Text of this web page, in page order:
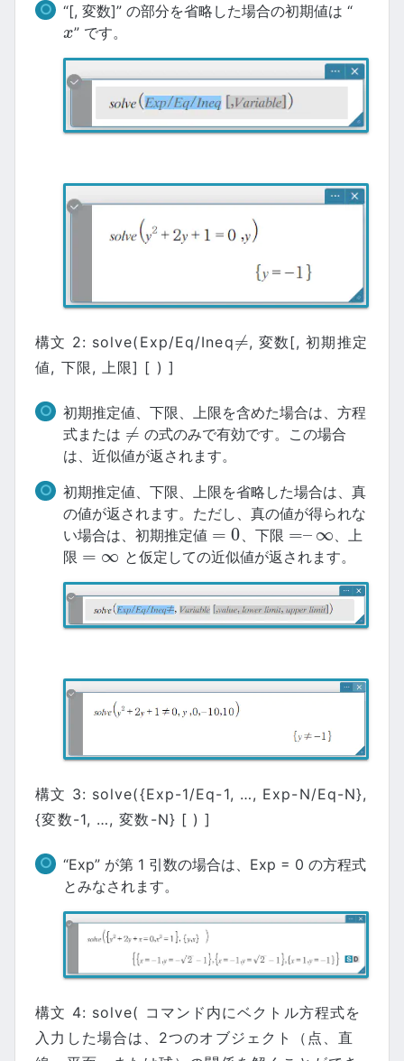
“[, 変数]” の部分を省略した場合の初期値は “
x
x” です。
構文 2: solve(Exp/Eq/Ineq≠
≠ , 変数[, 初期推定
値, 下限, 上限] [ ) ]
初期推定値、下限、上限を含めた場合は、方程
式または ≠
≠ の式のみで有効です。この場合
は、近似値が返されます。
初期推定値、下限、上限を省略した場合は、真
の値が返されます。ただし、真の値が得られな
い場合は、初期推定値 = 0
=0 、下限 =– ∞
=–∞
、上
限 = ∞
=∞ と仮定しての近似値が返されます。
構文 3: solve({Exp-1/Eq-1, …, Exp-N/Eq-N},
{変数-1, …, 変数-N} [ ) ]
“Exp” が第 1 引数の場合は、Exp = 0 の方程式
とみなされます。
構文 4: solve( コマンド内にベクトル方程式を
入力した場合は、2つのオブジェクト（点、直